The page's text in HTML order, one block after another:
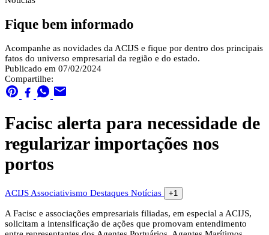
Fique bem informado
Acompanhe as novidades da ACIJS e fique por dentro dos principais
fatos do universo empresarial da região e do estado.
Publicado em 07/02/2024
Compartilhe:
Facisc alerta para necessidade de
regularizar importações nos
portos
ACIJS Associativismo Destaques Notícias +1
A Facisc e associações empresariais filiadas, em especial a ACIJS,
solicitam a intensificação de ações que promovam entendimento